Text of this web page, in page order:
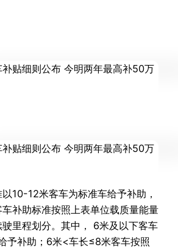
10-12米客车为标准车给予补助，
补助标准按照上表单位载质量能量
里程划分。其中， 6米及以下客车
予补助；6米<车长≤8米客车按照